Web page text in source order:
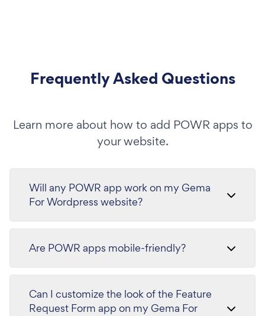
Frequently Asked Questions
Learn more about how to add POWR apps to
your website.
Will any POWR app work on my Gema
For Wordpress website?
Are POWR apps mobile-friendly?
Can I customize the look of the Feature
Request Form app on my Gema For